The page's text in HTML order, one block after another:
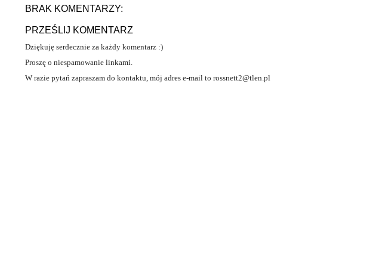
BRAK KOMENTARZY:
PRZEŚLIJ KOMENTARZ
Dziękuję serdecznie za każdy komentarz :)
Proszę o niespamowanie linkami.
W razie pytań zapraszam do kontaktu, mój adres e-mail to rossnett2@tlen.pl